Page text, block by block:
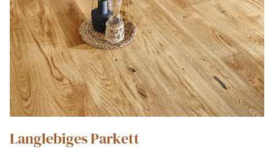
Langlebiges Parkett